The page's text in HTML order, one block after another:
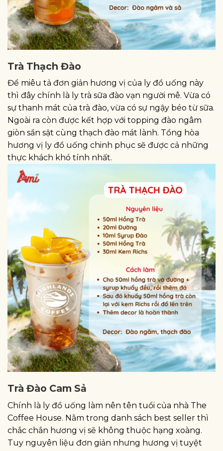
Trà Thạch Đào
Để miêu tả đơn giản hương vị của ly đồ uống này
thì đây chính là ly trà sữa đào vạn người mê. Vừa có
sự thanh mát của trà đào, vừa có sự ngậy béo từ sữa.
Ngoài ra còn được kết hợp với topping đào ngâm
giòn sần sật cùng thạch đào mát lành. Tổng hòa
hương vị ly đồ uống chinh phục sẽ được cả những
thực khách khó tính nhất.
Trà Đào Cam Sả
Chính là ly đồ uống làm nên tên tuổi của nhà The
Coffee House. Nằm trong danh sách best seller thì
chắc chắn hương vị sẽ không thuộc hạng xoàng.
Tuy nguyên liệu đơn giản nhưng hương vị tuyệt